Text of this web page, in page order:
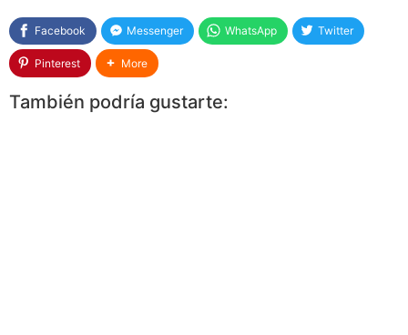
Facebook Messenger WhatsApp Twitter
Pinterest More
También podría gustarte: